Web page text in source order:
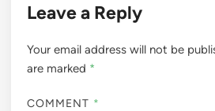
Leave a Reply
Your email address will not be
are marked *
COMMENT *